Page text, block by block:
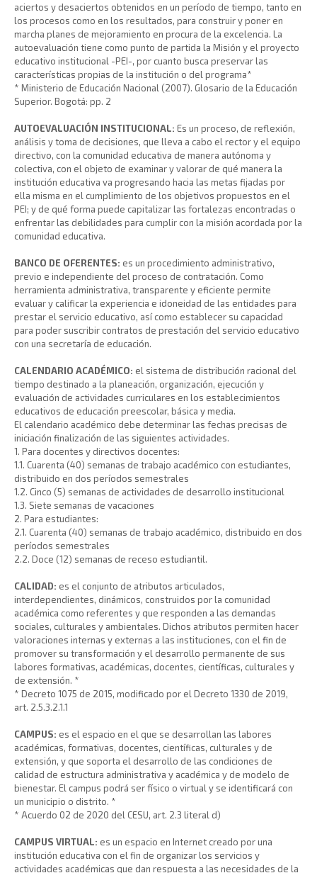
aciertos y desaciertos obtenidos en un período de tiempo, tanto en
los procesos como en los resultados, para construir y poner en
marcha planes de mejoramiento en procura de la excelencia. La
autoevaluación tiene como punto de partida la Misión y el proyecto
educativo institucional -PEI-, por cuanto busca preservar las
características propias de la institución o del programa*
* Ministerio de Educación Nacional (2007). Glosario de la Educación
Superior. Bogotá: pp. 2
AUTOEVALUACIÓN INSTITUCIONAL: Es un proceso, de reflexión,
análisis y toma de decisiones, que lleva a cabo el rector y el equipo
directivo, con la comunidad educativa de manera autónoma y
colectiva, con el objeto de examinar y valorar de qué manera la
institución educativa va progresando hacia las metas fijadas por
ella misma en el cumplimiento de los objetivos propuestos en el
PEI; y de qué forma puede capitalizar las fortalezas encontradas o
enfrentar las debilidades para cumplir con la misión acordada por la
comunidad educativa.
BANCO DE OFERENTES: es un procedimiento administrativo,
previo e independiente del proceso de contratación. Como
herramienta administrativa, transparente y eficiente permite
evaluar y calificar la experiencia e idoneidad de las entidades para
prestar el servicio educativo, así como establecer su capacidad
para poder suscribir contratos de prestación del servicio educativo
con una secretaría de educación.
CALENDARIO ACADÉMICO: el sistema de distribución racional del
tiempo destinado a la planeación, organización, ejecución y
evaluación de actividades curriculares en los establecimientos
educativos de educación preescolar, básica y media.
El calendario académico debe determinar las fechas precisas de
iniciación finalización de las siguientes actividades.
1. Para docentes y directivos docentes:
1.1. Cuarenta (40) semanas de trabajo académico con estudiantes,
distribuido en dos períodos semestrales
1.2. Cinco (5) semanas de actividades de desarrollo institucional
1.3. Siete semanas de vacaciones
2. Para estudiantes:
2.1. Cuarenta (40) semanas de trabajo académico, distribuido en dos
períodos semestrales
2.2. Doce (12) semanas de receso estudiantil.
CALIDAD: es el conjunto de atributos articulados,
interdependientes, dinámicos, construidos por la comunidad
académica como referentes y que responden a las demandas
sociales, culturales y ambientales. Dichos atributos permiten hacer
valoraciones internas y externas a las instituciones, con el fin de
promover su transformación y el desarrollo permanente de sus
labores formativas, académicas, docentes, científicas, culturales y
de extensión. *
* Decreto 1075 de 2015, modificado por el Decreto 1330 de 2019,
art. 2.5.3.2.1.1
CAMPUS: es el espacio en el que se desarrollan las labores
académicas, formativas, docentes, científicas, culturales y de
extensión, y que soporta el desarrollo de las condiciones de
calidad de estructura administrativa y académica y de modelo de
bienestar. El campus podrá ser físico o virtual y se identificará con
un municipio o distrito. *
* Acuerdo 02 de 2020 del CESU, art. 2.3 literal d)
CAMPUS VIRTUAL: es un espacio en Internet creado por una
institución educativa con el fin de organizar los servicios y
actividades académicas que dan respuesta a las necesidades de la